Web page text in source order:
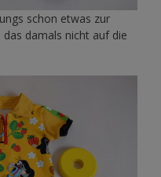
schon etwas zur
damals nicht auf die